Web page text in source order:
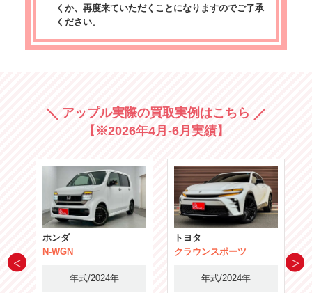
くか、再度来ていただくことになりますのでご了承
ください。
アップル実際の買取実例はこちら
【※2026年4月-6月実績】
ホンダ
N-WGN
年式/2024年
トヨタ
クラウンスポーツ
年式/2024年